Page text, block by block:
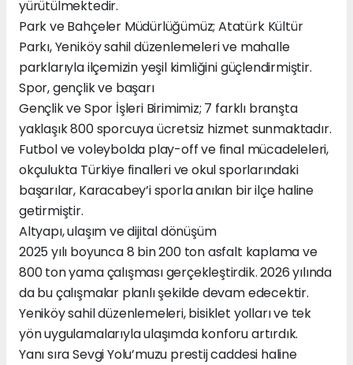
yürütülmektedir.
Park ve Bahçeler Müdürlüğümüz; Atatürk Kültür
Parkı, Yeniköy sahil düzenlemeleri ve mahalle
parklarıyla ilçemizin yeşil kimliğini güçlendirmiştir.
Spor, gençlik ve başarı
Gençlik ve Spor İşleri Birimimiz; 7 farklı branşta
yaklaşık 800 sporcuya ücretsiz hizmet sunmaktadır.
Futbol ve voleybolda play-off ve final mücadeleleri,
okçulukta Türkiye finalleri ve okul sporlarındaki
başarılar, Karacabey’i sporla anılan bir ilçe haline
getirmiştir.
Altyapı, ulaşım ve dijital dönüşüm
2025 yılı boyunca 8 bin 200 ton asfalt kaplama ve
800 ton yama çalışması gerçekleştirdik. 2026 yılında
da bu çalışmalar planlı şekilde devam edecektir.
Yeniköy sahil düzenlemeleri, bisiklet yolları ve tek
yön uygulamalarıyla ulaşımda konforu artırdık.
Yanı sıra Sevgi Yolu’muzu prestij caddesi haline